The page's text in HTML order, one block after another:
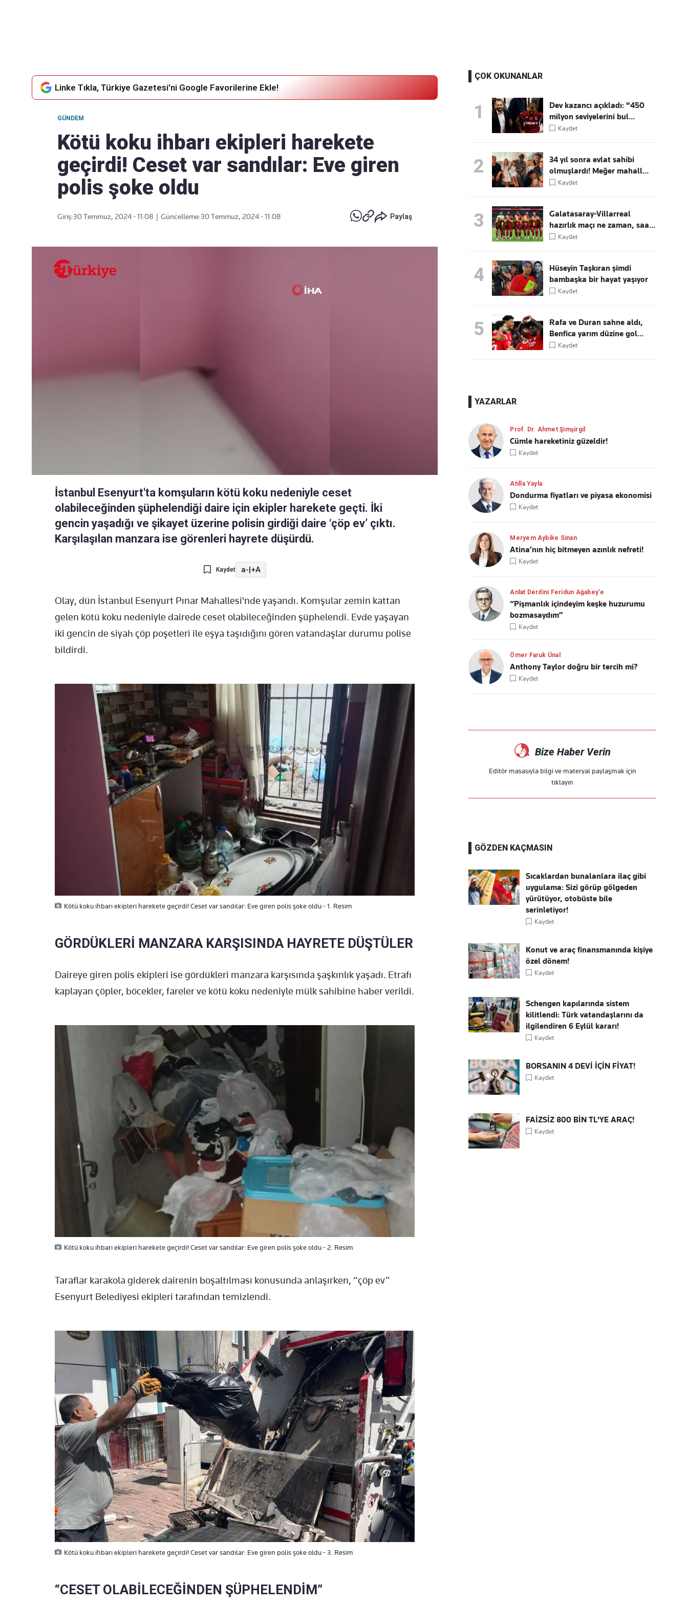
Linke Tıkla, Türkiye Gazetesi'ni Google Favorilerine Ekle!
GÜNDEM
Kötü koku ihbarı ekipleri harekete
geçirdi! Ceset var sandılar: Eve giren
polis şoke oldu
Giriş:30 Temmuz, 2024 - 11:08 Güncelleme:30 Temmuz, 2024 - 11:08 Paylaş
İstanbul Esenyurt'ta komşuların kötü koku nedeniyle ceset
olabileceğinden şüphelendiği daire için ekipler harekete geçti. İki
gencin yaşadığı ve şikayet üzerine polisin girdiği daire ‘çöp ev’ çıktı.
Karşılaşılan manzara ise görenleri hayrete düşürdü.
Kaydet a-|+A
Olay, dün İstanbul Esenyurt Pınar Mahallesi'nde yaşandı. Komşular zemin kattan
gelen kötü koku nedeniyle dairede ceset olabileceğinden şüphelendi. Evde yaşayan
iki gencin de siyah çöp poşetleri ile eşya taşıdığını gören vatandaşlar durumu polise
bildirdi.
Kötü koku ihbarı ekipleri harekete geçirdi! Ceset var sandılar: Eve giren polis şoke oldu - 1. Resim
GÖRDÜKLERİ MANZARA KARŞISINDA HAYRETE DÜŞTÜLER
Daireye giren polis ekipleri ise gördükleri manzara karşısında şaşkınlık yaşadı. Etrafı
kaplayan çöpler, böcekler, fareler ve kötü koku nedeniyle mülk sahibine haber verildi.
Kötü koku ihbarı ekipleri harekete geçirdi! Ceset var sandılar: Eve giren polis şoke oldu - 2. Resim
Taraflar karakola giderek dairenin boşaltılması konusunda anlaşırken, “çöp ev”
Esenyurt Belediyesi ekipleri tarafından temizlendi.
Kötü koku ihbarı ekipleri harekete geçirdi! Ceset var sandılar: Eve giren polis şoke oldu - 3. Resim
“CESET OLABİLECEĞİNDEN ŞÜPHELENDİM”
ÇOK OKUNANLAR
1
Dev kazancı açıkladı: "450
milyon seviyelerini bul...
Kaydet
2
34 yıl sonra evlat sahibi
olmuşlardı! Meğer mahall...
Kaydet
3
Galatasaray-Villarreal
hazırlık maçı ne zaman, saa...
Kaydet
4
Hüseyin Taşkıran şimdi
bambaşka bir hayat yaşıyor
Kaydet
5
Rafa ve Duran sahne aldı,
Benfica yarım düzine gol...
Kaydet
YAZARLAR
Prof. Dr. Ahmet Şimşirgil
Cümle hareketiniz güzeldir!
Kaydet
Atilla Yayla
Dondurma fiyatları ve piyasa ekonomisi
Kaydet
Meryem Aybike Sinan
Atina’nın hiç bitmeyen azınlık nefreti!
Kaydet
Anlat Derdini Feridun Ağabey'e
“Pişmanlık içindeyim keşke huzurumu
bozmasaydım”
Kaydet
Ömer Faruk Ünal
Anthony Taylor doğru bir tercih mi?
Kaydet
Bize Haber Verin
Editör masasıyla bilgi ve materyal paylaşmak için
tıklayın
GÖZDEN KAÇMASIN
Sıcaklardan bunalanlara ilaç gibi
uygulama: Sizi görüp gölgeden
yürütüyor, otobüste bile
serinletiyor!
Kaydet
Konut ve araç finansmanında kişiye
özel dönem!
Kaydet
Schengen kapılarında sistem
kilitlendi: Türk vatandaşlarını da
ilgilendiren 6 Eylül kararı!
Kaydet
BORSANIN 4 DEVİ İÇİN FİYAT!
Kaydet
FAİZSİZ 800 BİN TL'YE ARAÇ!
Kaydet